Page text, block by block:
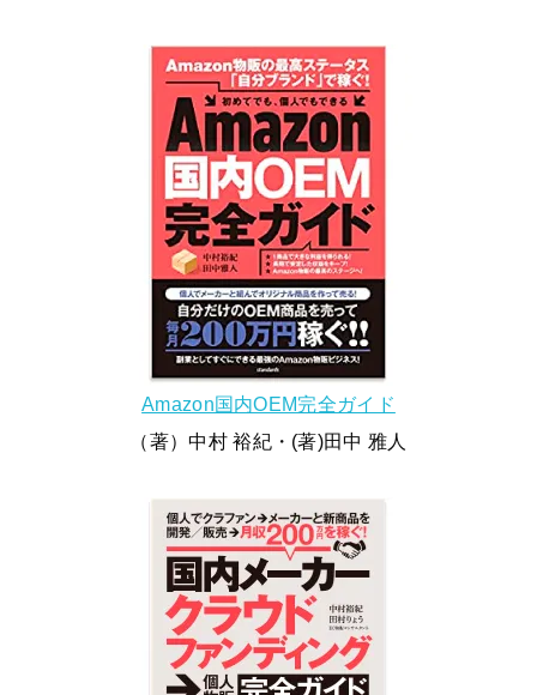
Amazon国内OEM完全ガイド
（著）中村 裕紀・(著)田中 雅人